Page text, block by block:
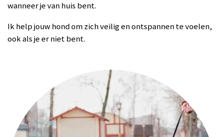
wanneer je van huis bent.
Ik help jouw hond om zich veilig en ontspannen te voelen,
ook als je er niet bent.